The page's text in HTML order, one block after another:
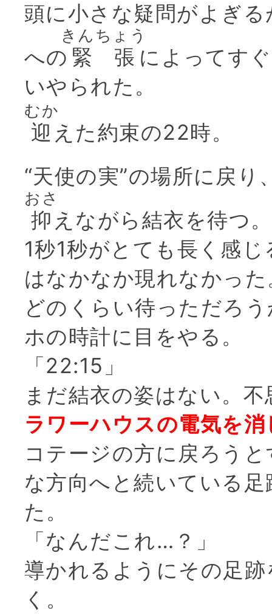
頭に小さな疑問がよぎ
への 緊張
きんちょう
によってす
いやられた。
迎
むか
えた約束の22時。
“天使の実”の場所に戻り
抑
おさ
えながら結衣を待つ。
1秒1秒がとても長く感
はなかなか現れなかった
どのくらい待っただろ
ホの時計に目をやる。
「22:15」
まだ結衣の姿はない。
ラワーハウスの電気を
コテージの方に戻ろう
な方向へと続いている
た。
「なんだこれ…？」
導かれるようにその足
く。